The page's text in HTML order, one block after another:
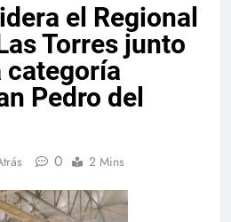
el Regional
Torres junto
categoría
Pedro del
0 2 Mins